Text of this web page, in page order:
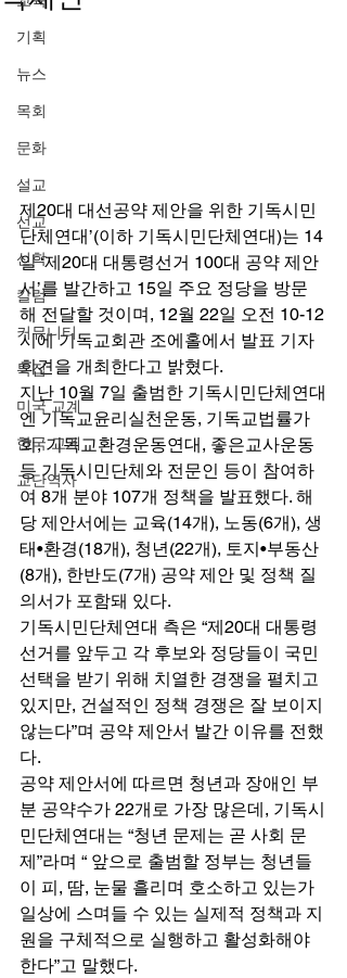
기획
뉴스
목회
문화
설교
선교
신학
칼럼
커뮤니티
특집
미국 교계
한국 교계
교단역사
제20대 대선공약 제안을 위한 기독시민
단체연대’(이하 기독시민단체연대)는 14
일 ‘제20대 대통령선거 100대 공약 제안
서’를 발간하고 15일 주요 정당을 방문
해 전달할 것이며, 12월 22일 오전 10-12
시에 기독교회관 조에홀에서 발표 기자
회견을 개최한다고 밝혔다.
지난 10월 7일 출범한 기독시민단체연대
엔 기독교윤리실천운동, 기독교법률가
회, 기독교환경운동연대, 좋은교사운동
등 기독시민단체와 전문인 등이 참여하
여 8개 분야 107개 정책을 발표했다. 해
당 제안서에는 교육(14개), 노동(6개), 생
태•환경(18개), 청년(22개), 토지•부동산
(8개), 한반도(7개) 공약 제안 및 정책 질
의서가 포함돼 있다.
기독시민단체연대 측은 “제20대 대통령
선거를 앞두고 각 후보와 정당들이 국민
선택을 받기 위해 치열한 경쟁을 펼치고
있지만, 건설적인 정책 경쟁은 잘 보이지
않는다”며 공약 제안서 발간 이유를 전했
다.
공약 제안서에 따르면 청년과 장애인 부
분 공약수가 22개로 가장 많은데, 기독시
민단체연대는 “청년 문제는 곧 사회 문
제”라며 “ 앞으로 출범할 정부는 청년들
이 피, 땀, 눈물 흘리며 호소하고 있는가
일상에 스며들 수 있는 실제적 정책과 지
원을 구체적으로 실행하고 활성화해야
한다”고 말했다.